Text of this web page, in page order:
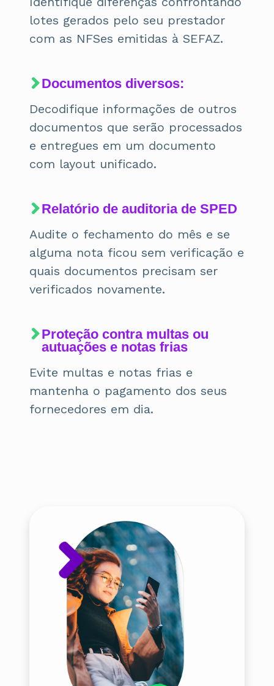
lotes gerados pelo seu prestador
com as NFSes emitidas à SEFAZ.
Documentos diversos:
Decodifique informações de outros
documentos que serão processados
e entregues em um documento
com layout unificado.
Relatório de auditoria de SPED
Audite o fechamento do mês e se
alguma nota ficou sem verificação e
quais documentos precisam ser
verificados novamente.
Proteção contra multas ou
autuações e notas frias
Evite multas e notas frias e
mantenha o pagamento dos seus
fornecedores em dia.